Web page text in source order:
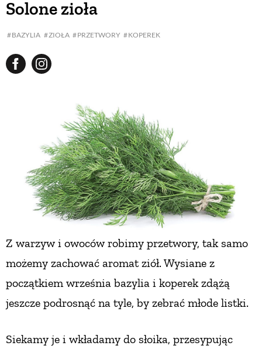
Solone zioła
BAZYLIA ZIOŁA PRZETWORY KOPEREK
Z warzyw i owoców robimy przetwory, tak samo
możemy zachować aromat ziół. Wysiane z
początkiem września bazylia i koperek zdążą
jeszcze podrosnąć na tyle, by zebrać młode listki.
Siekamy je i wkładamy do słoika, przesypując
BUDUJEMY DOM
WARZYWA I OWOCE
ROŚLINY OGRODOWE
PORADY
ZIELEŃ W DOMU
PROJEKTOWANIE OGRODU